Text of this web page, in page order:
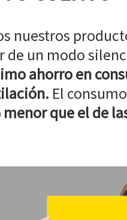
nuestros
de un modo
ahorro en
El
que el de